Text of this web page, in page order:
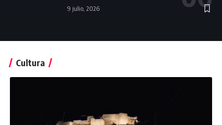
9 julio, 2026
Cultura